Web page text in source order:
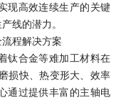
现高效连续生产的关键
线的潜力。
程解决方案
合金等难加工材料在
损快、热变形大、效率
通过提供丰富的主轴电